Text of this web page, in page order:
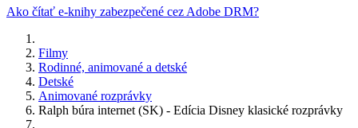
Ako čítať e-knihy zabezpečené cez Adobe DRM?
Filmy
Rodinné, animované a detské
Detské
Animované rozprávky
Ralph búra internet (SK) - Edícia Disney klasické rozprávky